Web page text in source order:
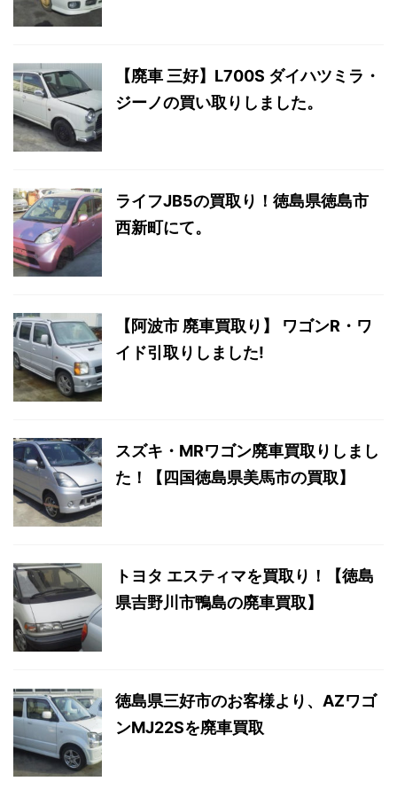
【廃車 三好】L700S ダイハツミラ・
ジーノの買い取りしました。
ライフJB5の買取り！徳島県徳島市
西新町にて。
【阿波市 廃車買取り】 ワゴンR・ワ
イド引取りしました!
スズキ・MRワゴン廃車買取りしまし
た！【四国徳島県美馬市の買取】
トヨタ エスティマを買取り！【徳島
県吉野川市鴨島の廃車買取】
徳島県三好市のお客様より、AZワゴ
ンMJ22Sを廃車買取